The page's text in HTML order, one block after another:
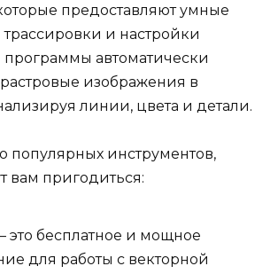
предоставляют умные
и настройки
программы автоматически
изображения в
линии, цвета и детали.
популярных инструментов,
вам пригодиться:
– это бесплатное и мощное
для работы с векторной